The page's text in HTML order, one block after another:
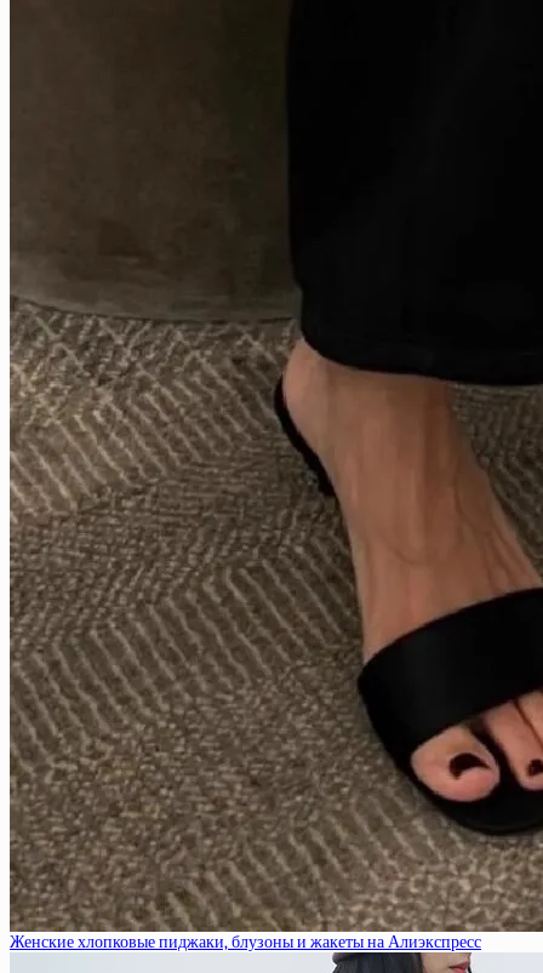
Женские хлопковые пиджаки, блузоны и жакеты на Алиэкспресс